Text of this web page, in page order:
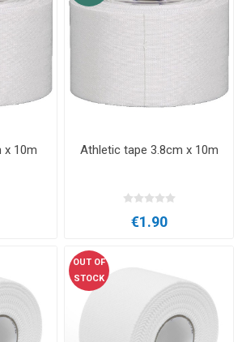
x 10m Athletic tape 3.8cm x 10m
€1.90
OUT OF
STOCK